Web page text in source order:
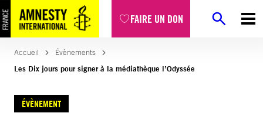
FAIRE UN DON
Accueil
Évènements
Les Dix jours pour signer à la médiathèque l’Odyssée
ÉVÈNEMENT